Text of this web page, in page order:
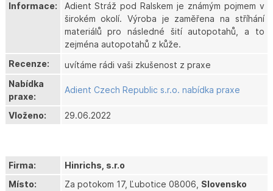
Informace:
Adient Stráž pod Ralskem je známým pojmem v
širokém okolí. Výroba je zaměřena na stříhání
materiálů pro následné šití autopotahů, a to
zejména autopotahů z kůže.
Recenze:
uvítáme rádi vaši zkušenost z praxe
Nabídka
praxe:
Adient Czech Republic s.r.o. nabídka praxe
Vloženo: 29.06.2022
Firma:
Hinrichs, s.r.o
Místo:
Za potokom 17, Ľubotice 08006, Slovensko